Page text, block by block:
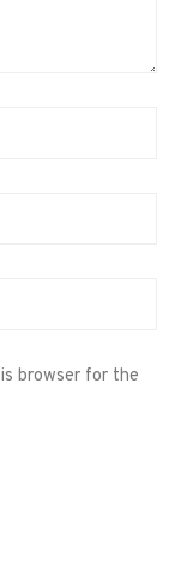
browser for the